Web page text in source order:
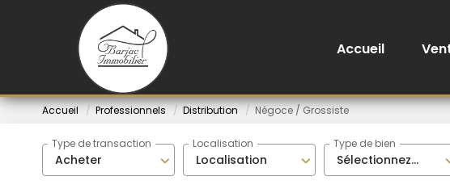
Accueil
Accueil Professionnels Distribution Négoce / Grossiste
Acheter
Type de transaction
Localisation
Localisation
Sélectionnez...
Type de bien